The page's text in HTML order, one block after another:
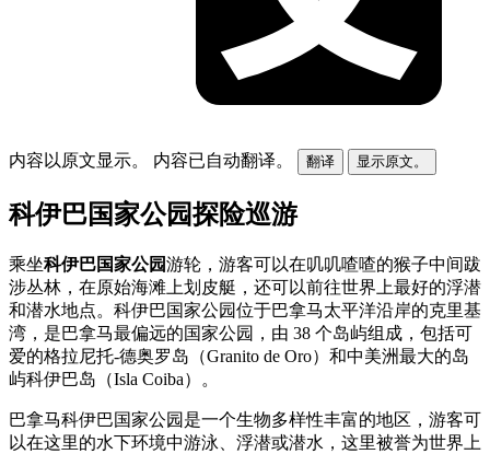
内容以原文显示。 内容已自动翻译。 翻译 显示原文。
科伊巴国家公园探险巡游
乘坐科伊巴国家公园游轮，游客可以在叽叽喳喳的猴子中间跋
涉丛林，在原始海滩上划皮艇，还可以前往世界上最好的浮潜
和潜水地点。科伊巴国家公园位于巴拿马太平洋沿岸的克里基
湾，是巴拿马最偏远的国家公园，由 38 个岛屿组成，包括可
爱的格拉尼托-德奥罗岛（Granito de Oro）和中美洲最大的岛
屿科伊巴岛（Isla Coiba）。
巴拿马科伊巴国家公园是一个生物多样性丰富的地区，游客可
以在这里的水下环境中游泳、浮潜或潜水，这里被誉为世界上